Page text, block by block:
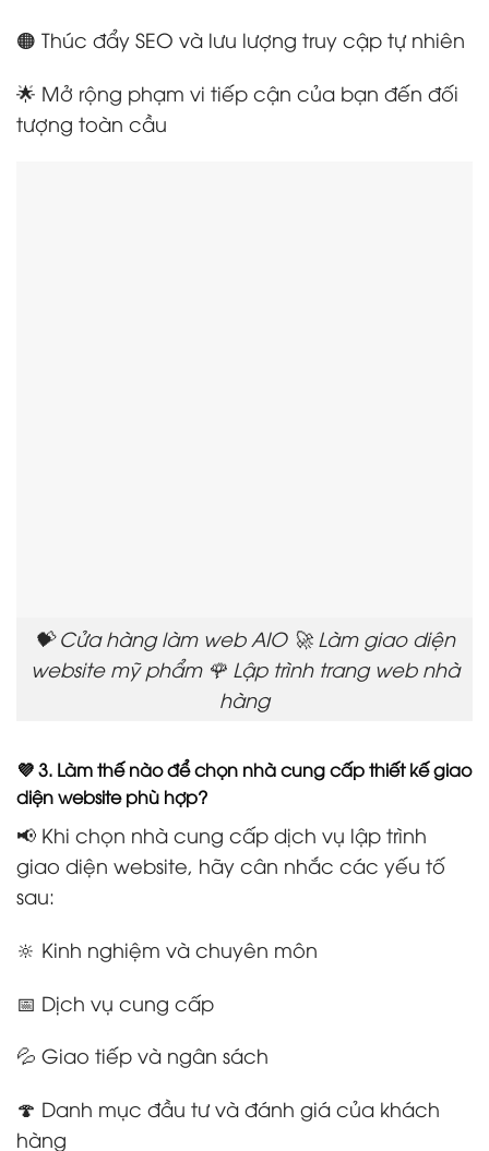
🟠 Thúc đẩy SEO và lưu lượng truy cập tự nhiên
🌟 Mở rộng phạm vi tiếp cận của bạn đến đối
tượng toàn cầu
💝 Cửa hàng làm web AIO 🚀 Làm giao diện
website mỹ phẩm 🌹 Lập trình trang web nhà
hàng
💜 3. Làm thế nào để chọn nhà cung cấp thiết kế giao
diện website phù hợp?
📢 Khi chọn nhà cung cấp dịch vụ lập trình
giao diện website, hãy cân nhắc các yếu tố
sau:
🔆 Kinh nghiệm và chuyên môn
📅 Dịch vụ cung cấp
💦 Giao tiếp và ngân sách
🍄 Danh mục đầu tư và đánh giá của khách
hàng